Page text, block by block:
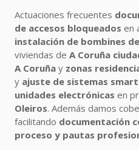
Actuaciones frecuentes
de accesos bloqueados en
instalación de bombines
viviendas de A Coruña
A Coruña y zonas
y ajuste de sistemas
unidades electrónicas en
Oleiros. Además damos
facilitando documentación
proceso y pautas